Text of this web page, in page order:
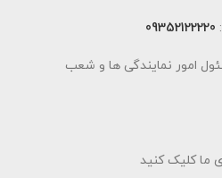
09352122220
امور نمایندگی ها و شعب
ما کلیک کنید